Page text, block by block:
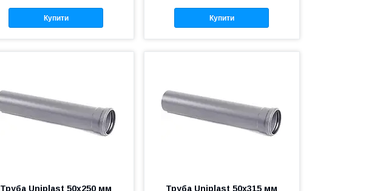
Купити Купити
Труба Uniplast 50х250 мм Труба Uniplast 50х315 мм